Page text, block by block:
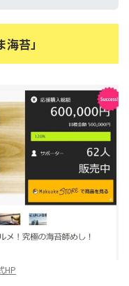
苔」
HP